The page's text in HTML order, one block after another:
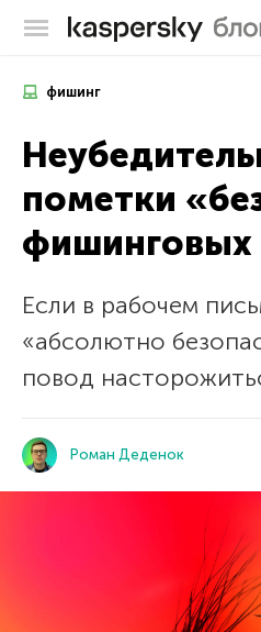
Блог
фишинг
пометки
фишинговых
Если в рабочем
«абсолютно
повод
Роман Деденок